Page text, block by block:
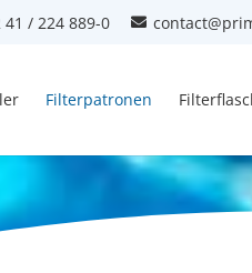
41 / 224 889-0
Filterpatronen